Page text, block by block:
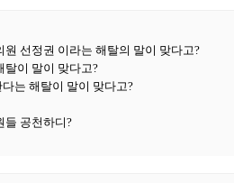
선정권 이라는 해탈의 말이 맞다고?
탈이 말이 맞다고?
는 해탈이 말이 맞다고?
들 공천하디?